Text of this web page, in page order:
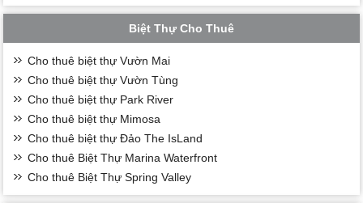
Biệt Thự Cho Thuê
Cho thuê biệt thự Vườn Mai
Cho thuê biệt thự Vườn Tùng
Cho thuê biệt thự Park River
Cho thuê biệt thự Mimosa
Cho thuê biệt thự Đảo The IsLand
Cho thuê Biệt Thự Marina Waterfront
Cho thuê Biệt Thự Spring Valley